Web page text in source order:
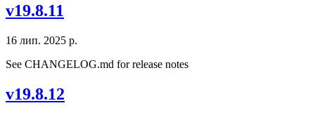
v19.8.11
16 лип. 2025 р.
See CHANGELOG.md for release notes
v19.8.12